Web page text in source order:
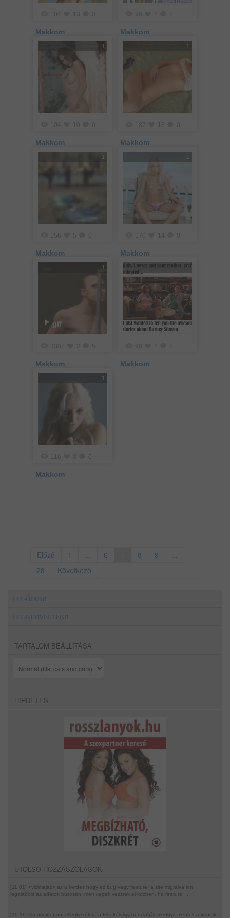
13
Makkom
96 2
Makkom
1
Makkom
1
187
Makkom
1
156 5
Makkom
1
170
Makkom
gif
1
3307 2 5
Makkom
1
98 2
Makkom
1
116
Makkom
Előző 1 ... 6 8 9
...
28
Következő
LEGÚJABB
LEGKEDVELTEBB
TARTALOM BEÁLLÍTÁSA
HIRDETES
UTOLSÓ HOZZÁSZÓLÁSOK
[11:01] <vizimajac> az a kerdes hogy ez bug vagy feature. a site migralva lett,
legalabbis az adatok biztosan, mert kepek vesztek el kozben. ha feature, ...
[10:11] <snorlex> pont ellenkezőleg. a feltöltők így nem látják mennyit mentek a képeik.